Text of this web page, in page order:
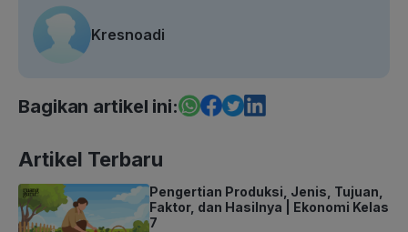
Kresnoadi
Bagikan artikel ini:
Artikel Terbaru
Pengertian Produksi, Jenis, Tujuan,
Faktor, dan Hasilnya | Ekonomi Kelas
7